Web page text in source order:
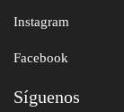
Instagram
Facebook
Síguenos